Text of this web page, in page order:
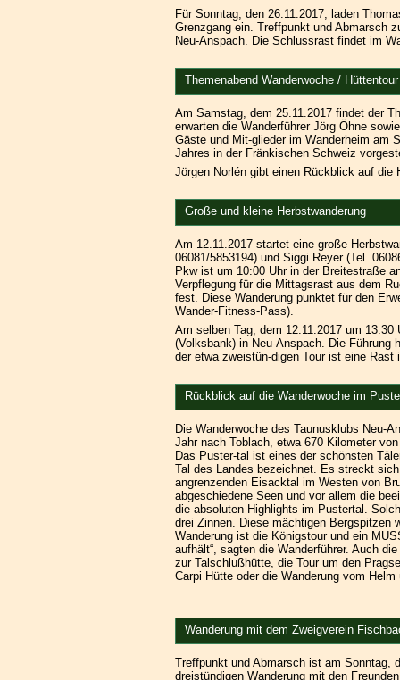
Für Sonntag, den 26.11.2017, laden
Grenzgang ein. Treffpunkt und Abmarsch
Neu-Anspach. Die Schlussrast findet im
Themenabend Wanderwoche / Hüttentour
Am Samstag, dem 25.11.2017 findet der
erwarten die Wanderführer Jörg Öhne
Gäste und Mit-glieder im Wanderheim am
Jahres in der Fränkischen Schweiz
Jörgen Norlén gibt einen Rückblick auf die
Große und kleine Herbstwanderung
Am 12.11.2017 startet eine große
06081/5853194) und Siggi Reyer (Tel.
Pkw ist um 10:00 Uhr in der Breitestraße
Verpflegung für die Mittagsrast aus dem
fest. Diese Wanderung punktet für den
Wander-Fitness-Pass).
Am selben Tag, dem 12.11.2017 um
(Volksbank) in Neu-Anspach. Die Führung
der etwa zweistün-digen Tour ist eine
Rückblick auf die Wanderwoche im
Die Wanderwoche des Taunusklubs Neu-
Jahr nach Toblach, etwa 670 Kilometer
Das Puster-tal ist eines der schönsten
Tal des Landes bezeichnet. Es streckt
angrenzenden Eisacktal im Westen von
abgeschiedene Seen und vor allem die
die absoluten Highlights im Pustertal.
drei Zinnen. Diese mächtigen Bergspitzen
Wanderung ist die Königstour und ein
aufhält“, sagten die Wanderführer. Auch
zur Talschlußhütte, die Tour um den
Carpi Hütte oder die Wanderung vom
Wanderung mit dem Zweigverein
Treffpunkt und Abmarsch ist am Sonntag,
dreistündigen Wanderung mit den